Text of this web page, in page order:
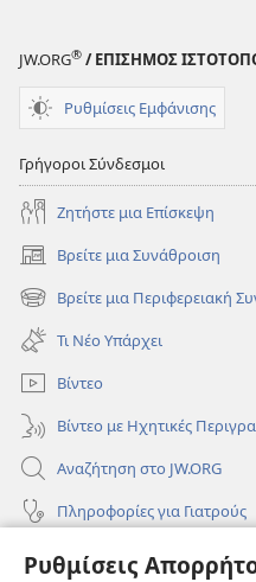
Ρυθμίσεις
JW.ORG® / ΕΠΙΣΗΜΟΣ
Ρυθμίσεις Εμφάνισης
Γρήγοροι Σύνδεσμοι
Ζητήστε μια Επίσκεψη
Βρείτε μια Συνάθροιση
(ανοίγει
νέο
παράθυρο)
Βρείτε μια Περιφερειακή
(ανοίγει
νέο
παράθυρο)
Τι Νέο Υπάρχει
Βίντεο
Βίντεο με Ηχητικές
Αναζήτηση στο JW.ORG
Πληροφορίες για Γιατρούς
Πληροφορίες για